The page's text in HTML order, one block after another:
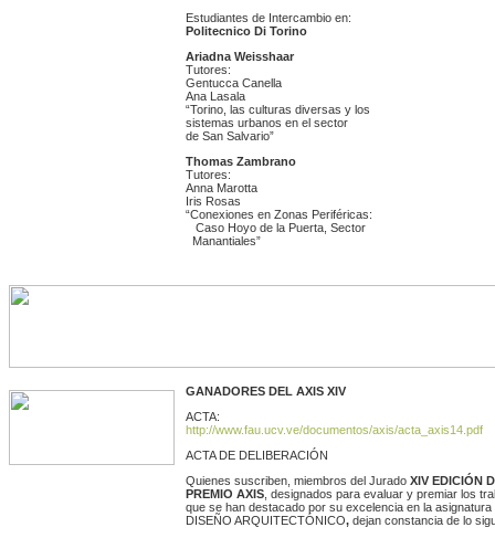
Estudiantes de Intercambio en:
Politecnico Di Torino
Ariadna Weisshaar
Tutores:
Gentucca Canella
Ana Lasala
“Torino, las culturas diversas y los
sistemas urbanos en el sector
de San Salvario”
Thomas Zambrano
Tutores:
Anna Marotta
Iris Rosas
“Conexiones en Zonas Periféricas:
Caso Hoyo de la Puerta, Sector
Manantiales”
GANADORES DEL AXIS XIV
ACTA:
http://www.fau.ucv.ve/documentos/axis/acta_axis14.pdf
ACTA DE DELIBERACIÓN
Quienes suscriben, miembros del Jurado XIV EDICIÓN
PREMIO AXIS , designados para evaluar y premiar los
que se han destacado por su excelencia en la asignatura
DISEÑO ARQUITECTÓNICO, dejan constancia de lo